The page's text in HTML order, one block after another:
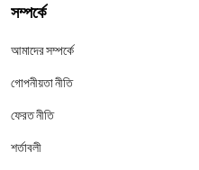
সম্পর্কে
আমাদের সম্পর্কে
গোপনীয়তা নীতি
ফেরত নীতি
শর্তাবলী